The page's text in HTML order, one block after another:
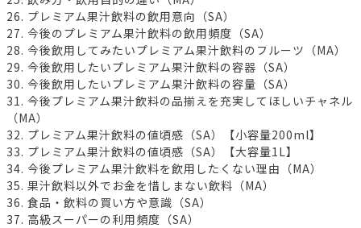
26. プレミアム果汁飲料の飲用意向（SA）
27. 今後のプレミアム果汁飲料の飲用頻度（SA）
28. 今後飲用してみたいプレミアム果汁飲料のフルーツ（MA）
29. 今後飲用したいプレミアム果汁飲料の容器（SA）
30. 今後飲用したいプレミアム果汁飲料の容量（SA）
31. 今後プレミアム果汁飲料の品揃えを充実してほしいチャネル
（MA）
32. プレミアム果汁飲料の値頃感（SA）【小容量200ml】
33. プレミアム果汁飲料の値頃感（SA）【大容量1L】
34. 今後プレミアム果汁飲料を飲用したくない理由（MA）
35. 果汁飲料以外でお金を惜しまない飲料（MA）
36. 食品・飲料の買い方や意識（SA）
37. 高級スーパーの利用頻度（SA）